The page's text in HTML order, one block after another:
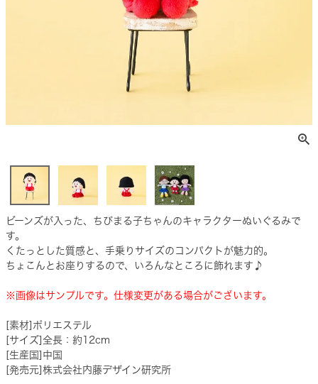
ビーンズが入った、ちびまる子ちゃんのキャラクターぬいぐるみで
す。
くたっとした質感と、手乗りサイズのコンパクトが魅力的。
ちょこんとお座りするので、いろんなところに飾れます♪
※画像はサンプルです。仕様変更がある場合がございます。
[素材]ポリエステル
[サイズ]全長：約12cm
[生産国]中国
[発売元]株式会社内藤デザイン研究所